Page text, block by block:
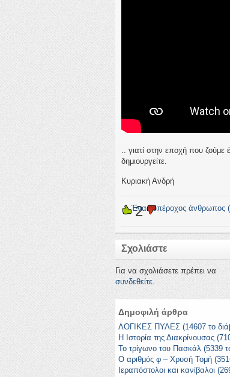
.. γιατί στην εποχή που ζούμε
δημιουργείτε.
Κυριακή Ανδρή
←Ένας υπέροχος άνθρωπος
2
Σχολιάστε
Για να σχολιάσετε πρέπει να
συνδεθείτε.
Δημοφιλή άρθρα
ΛΟΓΙΚΕΣ ΠΥΛΕΣ (14607 το
Η Ιστορία της Διακρίνουσας
Το τρίγωνο του Πασκάλ (5339
Ο αριθμός φ – Χρυσή Τομή
Ιεραπόστολοι και κανίβαλοι